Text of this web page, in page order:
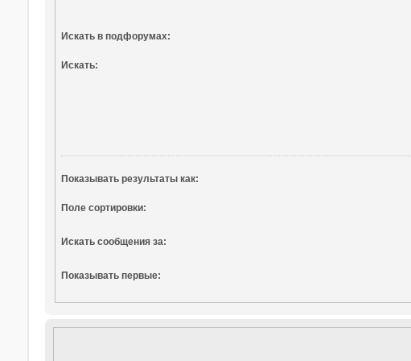
Искать в подфорумах:
Искать:
Показывать результаты как:
Поле сортировки:
Искать сообщения за:
Показывать первые: